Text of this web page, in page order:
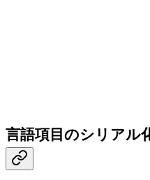
言語項目のシリアル